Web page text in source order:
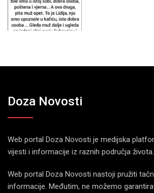
Doza Novosti
Web portal Doza Novosti je medijska
vijesti i informacije iz raznih područja života.
Web portal Doza Novosti nastoji pružiti
informacije. Međutim, ne možemo